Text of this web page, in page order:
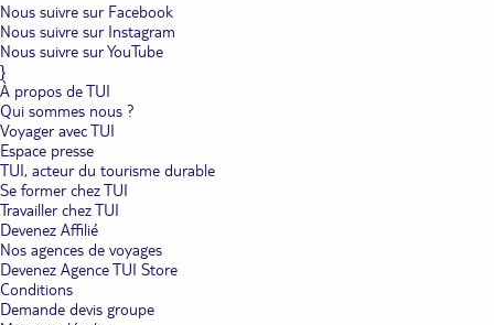
Nous suivre sur Facebook
Nous suivre sur Instagram
Nous suivre sur YouTube
}
À propos de TUI
Qui sommes nous ?
Voyager avec TUI
Espace presse
TUI, acteur du tourisme durable
Se former chez TUI
Travailler chez TUI
Devenez Affilié
Nos agences de voyages
Devenez Agence TUI Store
Conditions
Demande devis groupe